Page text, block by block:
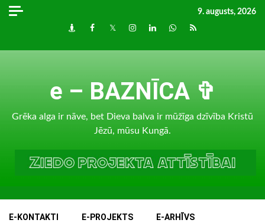
Skip
9. augusts, 2026
DraugiemFacebook
TwitterInstagram
LinkedInwhatsapp
RSS
e – BAZNĪCA ✞
Grēka alga ir nāve, bet Dieva balva ir mūžīga dzīvība Kristū
Jēzū, mūsu Kungā.
E-KONTAKTI E-PROJEKTS E-ARHĪVS